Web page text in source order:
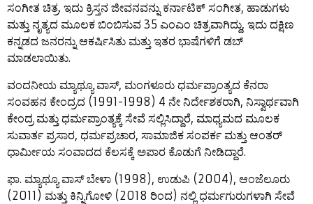
ಸಂಗೀತ ಚಿತ್ರ. ಇದು ಕ್ರಿಸ್ತನ ಜೀವನವನ್ನು ಕರ್ನಾಟಿಕ್ ಸಂಗೀತ, ಹಾಡುಗಳು
ಮತ್ತು ನೃತ್ಯದ ಮೂಲಕ ಬಿಂಬಿಸುವ 35 ಎಂಎಂ ಚಿತ್ರವಾಗಿದ್ದು, ಇದು ದಕ್ಷಿಣ
ಕನ್ನಡದ ಜನರನ್ನು ಆಕರ್ಷಿಸಿತು ಮತ್ತು ಇತರ ಭಾಷೆಗಳಿಗೆ ಡಬ್
ಮಾಡಲಾಯಿತು.
ವಂದನೀಯ ಮ್ಯಾಥ್ಯೂ ವಾಸ್, ಮಂಗಳೂರು ಧರ್ಮಪ್ರಾಂತ್ಯದ ಕೆನರಾ
ಸಂವಹನ ಕೇಂದ್ರದ (1991-1998) 4 ನೇ ನಿರ್ದೇಶಕರಾಗಿ, ನಿಸ್ವಾರ್ಥವಾಗಿ
ಕೇಂದ್ರ ಮತ್ತು ಧರ್ಮಪ್ರಾಂತ್ಯಕ್ಕೆ ಸೇವೆ ಸಲ್ಲಿಸಿದ್ದಾರೆ, ಮಾಧ್ಯಮದ ಮೂಲಕ
ಸುವಾರ್ತ ಪ್ರಸಾರ, ಧರ್ಮಪ್ರಚಾರ, ಸಾಮಾಜಿಕ ಸಂಪರ್ಕ ಮತ್ತು ಆಂತರ್
ಧಾರ್ಮೀಯ ಸಂವಾದದ ಕೆಲಸಕ್ಕೆ ಅಪಾರ ಕೊಡುಗೆ ನೀಡಿದ್ದಾರೆ.
ಫಾ. ಮ್ಯಾಥ್ಯೂ ವಾಸ್ ಬೇಳಾ (1998), ಉಡುಪಿ (2004), ಆಂಜೆಲೂರು
(2011) ಮತ್ತು ಕಿನ್ನಿಗೋಳಿ (2018 ರಿಂದ) ನಲ್ಲಿ ಧರ್ಮಗುರುಗಳಾಗಿ ಸೇವೆ